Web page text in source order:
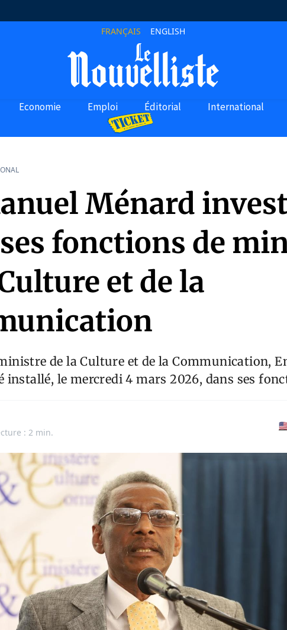
FRANÇAIS ENGLISH
Economie Emploi Éditorial International
Ménard
fonctions de
et de la
de la Culture et de la Communication,
installé, le mercredi 4 mars 2026, dans ses
: 2 min.